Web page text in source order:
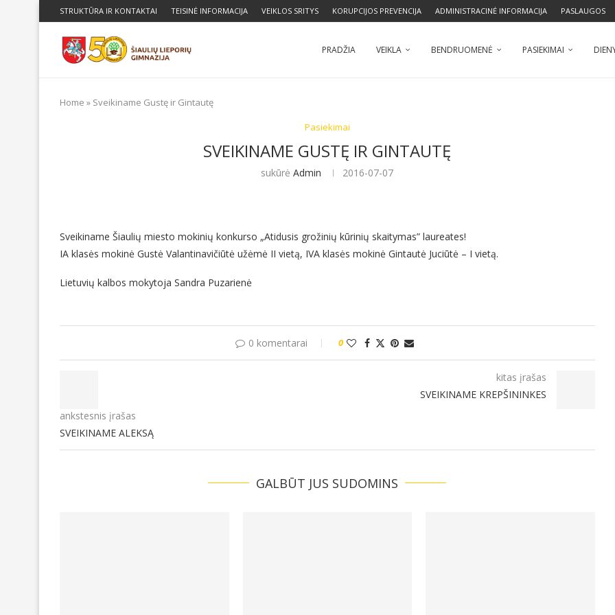
STRUKTŪRA IR KONTAKTAI TEISINĖ INFORMACIJA VEIKLOS SRITYS KORUPCIJOS PREVENCIJA ADMINISTRACINĖ INFORMACIJA PASLAUGOS
PRADŽIA VEIKLA BENDRUOMENĖ PASIEKIMAI
Home » Sveikiname Gustę ir Gintautę
Pasiekimai
SVEIKINAME GUSTĘ IR GINTAUTĘ
sukūrėAdmin 2016-07-07
Sveikiname Šiaulių miesto mokinių konkurso „Atidusis grožinių kūrinių skaitymas” laureates!
IA klasės mokinė Gustė Valantinavičiūtė užėmė II vietą, IVA klasės mokinė Gintautė Juciūtė – I vietą.
Lietuvių kalbos mokytoja Sandra Puzarienė
0 komentarai 0
ankstesnis įrašas
SVEIKINAME ALEKSĄ
kitas įrašas
SVEIKINAME KREPŠININKES
GALBŪT JUS SUDOMINS